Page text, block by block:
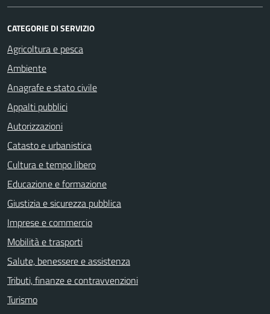
CATEGORIE DI SERVIZIO
Agricoltura e pesca
Ambiente
Anagrafe e stato civile
Appalti pubblici
Autorizzazioni
Catasto e urbanistica
Cultura e tempo libero
Educazione e formazione
Giustizia e sicurezza pubblica
Imprese e commercio
Mobilità e trasporti
Salute, benessere e assistenza
Tributi, finanze e contravvenzioni
Turismo